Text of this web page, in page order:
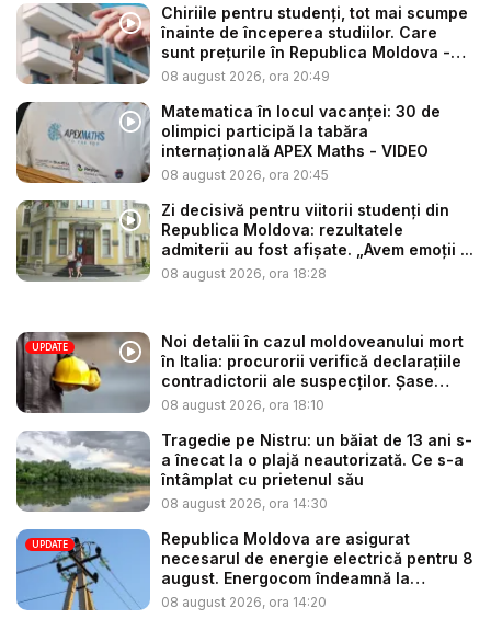
Chiriile pentru studenți, tot mai scumpe
înainte de începerea studiilor. Care
sunt prețurile în Republica Moldova -
V...
08 august 2026, ora 20:49
Matematica în locul vacanței: 30 de
olimpici participă la tabăra
internațională APEX Maths - VIDEO
08 august 2026, ora 20:45
Zi decisivă pentru viitorii studenți din
Republica Moldova: rezultatele
admiterii au fost afișate. „Avem emoții ...
08 august 2026, ora 18:28
UPDATE
Noi detalii în cazul moldoveanului mort
în Italia: procurorii verifică declarațiile
contradictorii ale suspecților. Șase
per...
08 august 2026, ora 18:10
Tragedie pe Nistru: un băiat de 13 ani s-
a înecat la o plajă neautorizată. Ce s-a
întâmplat cu prietenul său
08 august 2026, ora 14:30
UPDATE
Republica Moldova are asigurat
necesarul de energie electrică pentru 8
august. Energocom îndeamnă la
consu...
08 august 2026, ora 14:20